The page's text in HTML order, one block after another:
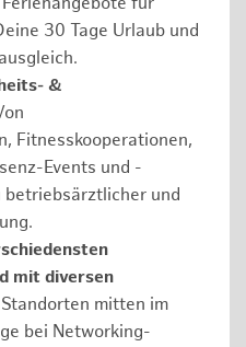
30 Tage Urlaub und
&
Fitnesskooperationen,
Events und -
betriebsärztlicher und
mit diversen
mitten im
bei Networking-